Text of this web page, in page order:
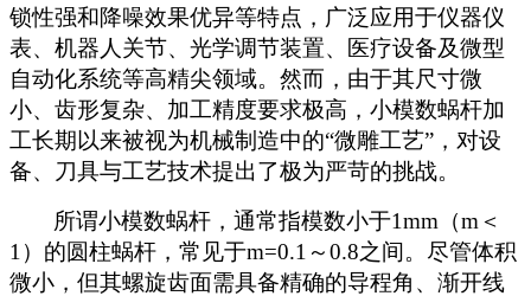
锁性强和降噪效果优异等特点，广泛应用于仪器仪
表、机器人关节、光学调节装置、医疗设备及微型
自动化系统等高精尖领域。然而，由于其尺寸微
小、齿形复杂、加工精度要求极高，小模数蜗杆加
工长期以来被视为机械制造中的“微雕工艺”，对设
备、刀具与工艺技术提出了极为严苛的挑战。
所谓小模数蜗杆，通常指模数小于1mm（m＜
1）的圆柱蜗杆，常见于m=0.1～0.8之间。尽管体积
微小，但其螺旋齿面需具备精确的导程角、渐开线